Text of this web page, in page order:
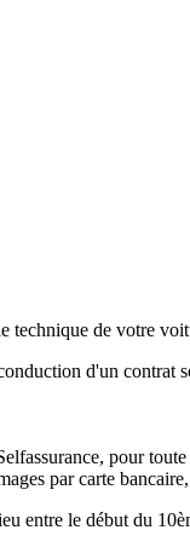
technique de votre
d'un contrat
pour
par carte
entre le début du